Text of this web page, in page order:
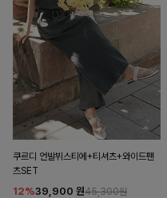
쿠르디 언발뷔스티에+티셔츠+와이드팬
츠SET
12%39,900 원45,300원